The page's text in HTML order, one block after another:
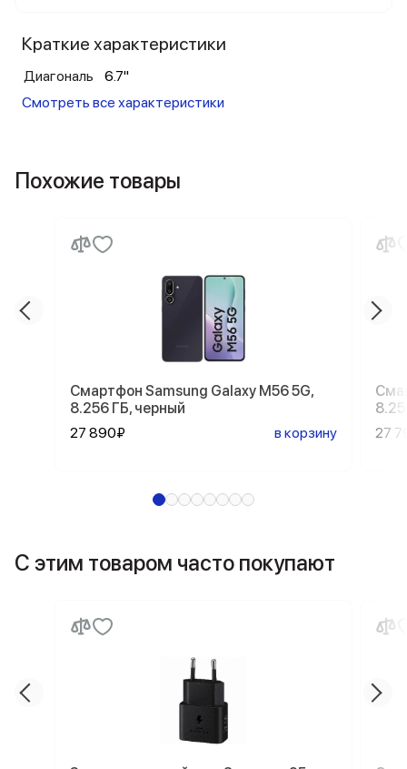
Краткие характеристики
Диагональ
6.7"
Смотреть все характеристики
Похожие товары
Смартфон Samsung Galaxy M56 5G,
8.256 ГБ, черный
27 890₽
в корзину
27
С этим товаром часто покупают